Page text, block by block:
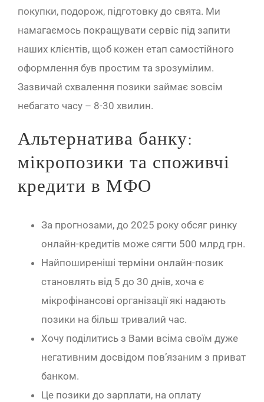
покупки, подорож, підготовку до свята. Ми
намагаємось покращувати сервіс під запити
наших клієнтів, щоб кожен етап самостійного
оформлення був простим та зрозумілим.
Зазвичай схвалення позики займає зовсім
небагато часу – 8-30 хвилин.
Альтернатива банку:
мікропозики та споживчі
кредити в МФО
За прогнозами, до 2025 року обсяг ринку
онлайн-кредитів може сягти 500 млрд грн.
Найпоширеніші терміни онлайн-позик
становлять від 5 до 30 днів, хоча є
мікрофінансові організації які надають
позики на більш тривалий час.
Хочу поділитись з Вами всіма своїм дуже
негативним досвідом пов’язаним з приват
банком.
Це позики до зарплати, на оплату